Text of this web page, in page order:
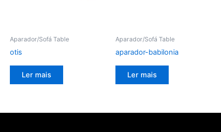
Aparador/Sofá Table
otis
Ler mais
Aparador/Sofá Table
aparador-babilonia
Ler mais